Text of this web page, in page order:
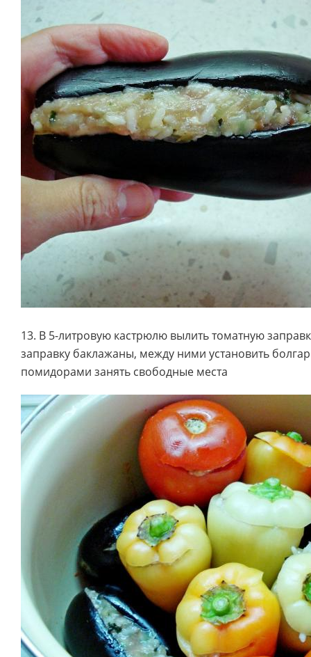
13. В 5-литровую кастрюлю вылить томатную
заправку баклажаны, между ними установить
помидорами занять свободные места